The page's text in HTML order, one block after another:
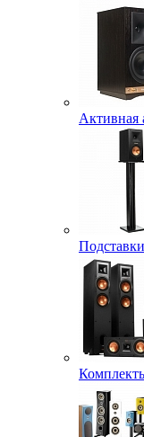
Активная